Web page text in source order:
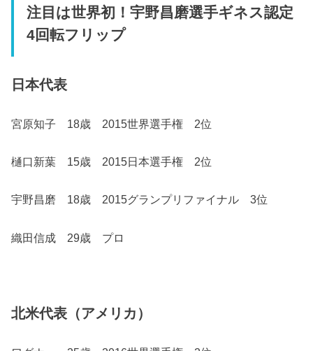
注目は世界初！宇野昌磨選手ギネス認定
4回転フリップ
日本代表
宮原知子 18歳 2015世界選手権 2位
樋口新葉 15歳 2015日本選手権 2位
宇野昌磨 18歳 2015グランプリファイナル 3位
織田信成 29歳 プロ
北米代表（アメリカ）